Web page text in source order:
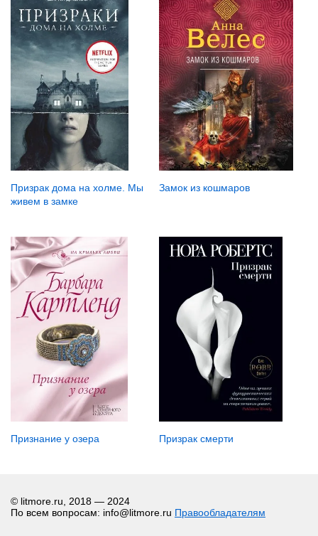
Призрак дома на холме. Мы
живем в замке
Замок из кошмаров
Признание у озера Призрак смерти
© litmore.ru, 2018 — 2024
По всем вопросам: info@litmore.ru Правообладателям